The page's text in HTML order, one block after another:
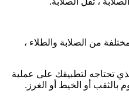
من الصلابة والطلاء ،
تحتاجه لتطبيقك على عملية
بالثقب أو الخيط أو الغرز.